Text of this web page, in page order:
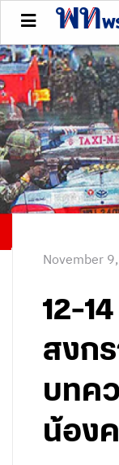
November
12-
สงก
บทค
น้อง